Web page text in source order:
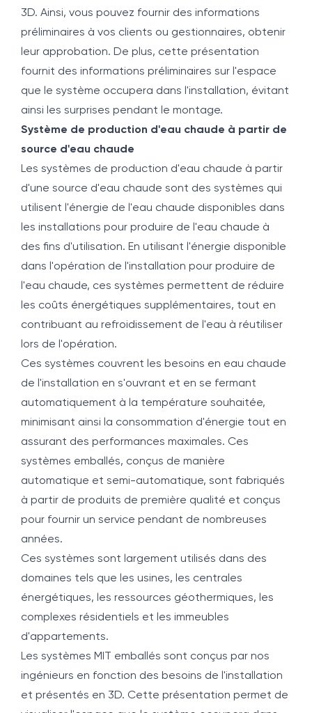
3D. Ainsi, vous pouvez fournir des informations
préliminaires à vos clients ou gestionnaires, obtenir
leur approbation. De plus, cette présentation
fournit des informations préliminaires sur l'espace
que le système occupera dans l'installation, évitant
ainsi les surprises pendant le montage.
Système de production d'eau chaude à partir de
source d'eau chaude
Les systèmes de production d'eau chaude à partir
d'une source d'eau chaude sont des systèmes qui
utilisent l'énergie de l'eau chaude disponibles dans
les installations pour produire de l'eau chaude à
des fins d'utilisation. En utilisant l'énergie disponible
dans l'opération de l'installation pour produire de
l'eau chaude, ces systèmes permettent de réduire
les coûts énergétiques supplémentaires, tout en
contribuant au refroidissement de l'eau à réutiliser
lors de l'opération.
Ces systèmes couvrent les besoins en eau chaude
de l'installation en s'ouvrant et en se fermant
automatiquement à la température souhaitée,
minimisant ainsi la consommation d'énergie tout en
assurant des performances maximales. Ces
systèmes emballés, conçus de manière
automatique et semi-automatique, sont fabriqués
à partir de produits de première qualité et conçus
pour fournir un service pendant de nombreuses
années.
Ces systèmes sont largement utilisés dans des
domaines tels que les usines, les centrales
énergétiques, les ressources géothermiques, les
complexes résidentiels et les immeubles
d'appartements.
Les systèmes MIT emballés sont conçus par nos
ingénieurs en fonction des besoins de l'installation
et présentés en 3D. Cette présentation permet de